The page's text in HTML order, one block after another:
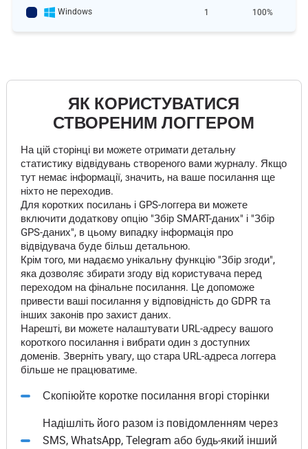
Windows 1 100%
ЯК КОРИСТУВАТИСЯ
СТВОРЕНИМ ЛОГГЕРОМ
На цій сторінці ви можете отримати детальну
статистику відвідувань створеного вами журналу. Якщо
тут немає інформації, значить, на ваше посилання ще
ніхто не переходив.
Для коротких посилань і GPS-логгера ви можете
включити додаткову опцію "Збір SMART-даних" і "Збір
GPS-даних", в цьому випадку інформація про
відвідувача буде більш детальною.
Крім того, ми надаємо унікальну функцію "Збір згоди",
яка дозволяє збирати згоду від користувача перед
переходом на фінальне посилання. Це допоможе
привести ваші посилання у відповідність до GDPR та
інших законів про захист даних.
Нарешті, ви можете налаштувати URL-адресу вашого
короткого посилання і вибрати один з доступних
доменів. Зверніть увагу, що стара URL-адреса логгера
більше не працюватиме.
Скопіюйте коротке посилання вгорі сторінки
Надішліть його разом із повідомленням через
SMS, WhatsApp, Telegram або будь-який інший